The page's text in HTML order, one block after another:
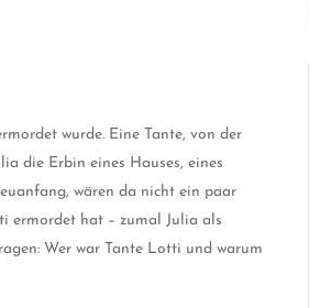
wurde. Eine Tante, von der
die Erbin eines Hauses, eines
wären da nicht ein paar
ermordet hat – zumal Julia als
Wer war Tante Lotti und warum